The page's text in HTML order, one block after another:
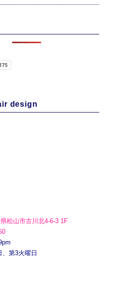
design
松山市古川北4-6-3 1F
第3火曜日